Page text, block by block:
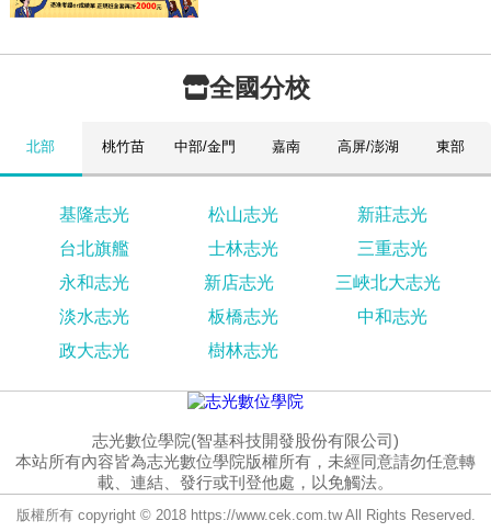
全國分校
北部 桃竹苗 中部/金門 嘉南 高屏/澎湖 東部
基隆志光 松山志光
新莊志光
台北旗艦
士林志光
三重志光
永和志光
新店志光
三峽北大志光
淡水志光
板橋志光
中和志光
政大志光
樹林志光
志光數位學院(智基科技開發股份有限公司)
本站所有內容皆為志光數位學院版權所有，未經同意請勿任意轉
載、連結、發行或刊登他處，以免觸法。
版權所有 copyright © 2018 https://www.cek.com.tw All Rights Reserved.